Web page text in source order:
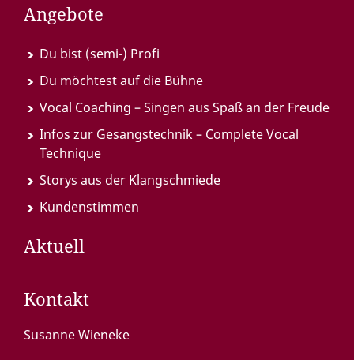
Angebote
Du bist (semi-) Profi
Du möchtest auf die Bühne
Vocal Coaching – Singen aus Spaß an der Freude
Infos zur Gesangstechnik – Complete Vocal
Technique
Storys aus der Klangschmiede
Kundenstimmen
Aktuell
Kontakt
Susanne Wieneke